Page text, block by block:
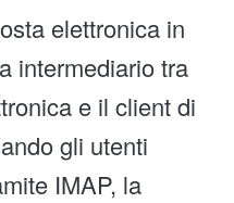
elettronica in
intermediario tra
e il client di
gli utenti
IMAP, la